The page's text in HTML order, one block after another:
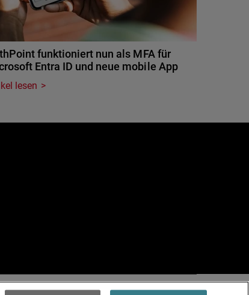
funktioniert nun als MFA für
Entra ID und neue mobile App
lesen